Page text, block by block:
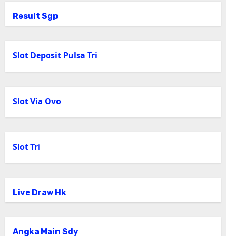
Result Sgp
Slot Deposit Pulsa Tri
Slot Via Ovo
Slot Tri
Live Draw Hk
Angka Main Sdy